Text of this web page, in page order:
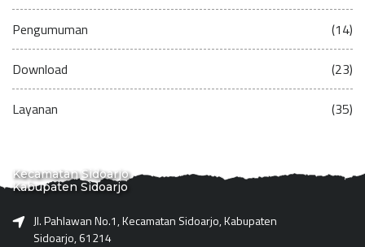
Pengumuman (14)
Download (23)
Layanan (35)
Kecamatan Sidoarjo
Kabupaten Sidoarjo
Jl. Pahlawan No.1, Kecamatan Sidoarjo, Kabupaten
Sidoarjo, 61214